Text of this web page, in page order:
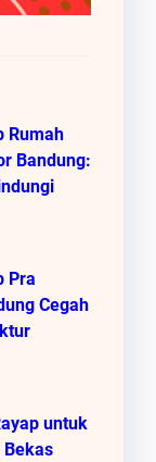
Rumah
Bandung:
Pra
Cegah
untuk
Bekas